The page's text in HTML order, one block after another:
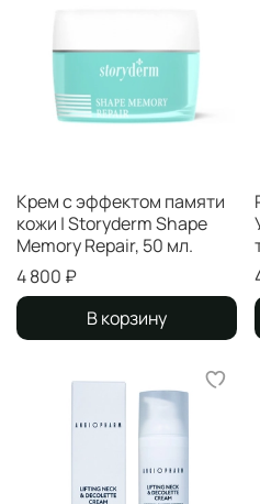
Крем с эффектом памяти
кожи | Storyderm Shape
Memory Repair, 50 мл.
4 800 ₽
В корзину